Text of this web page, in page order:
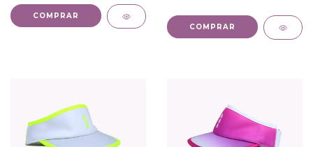
COMPRAR
COMPRAR